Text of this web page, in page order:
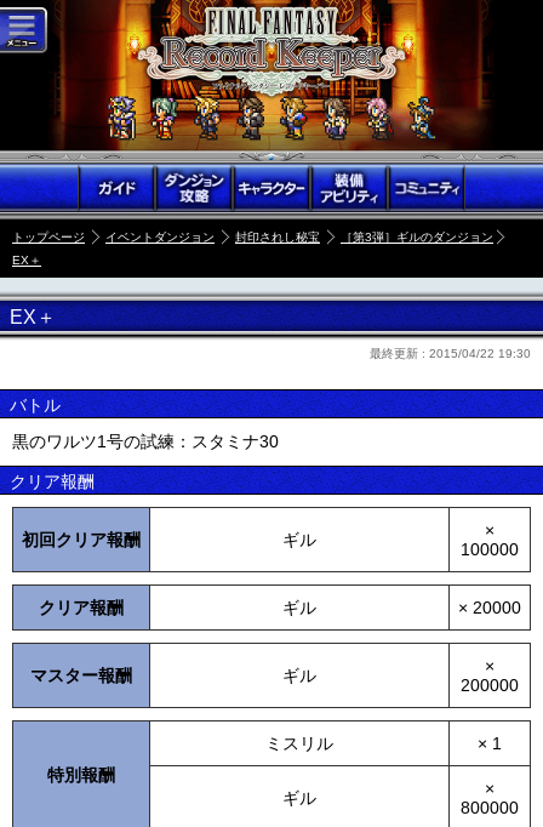
トップページ イベントダンジョン 封印されし秘宝
［第3弾］ギルのダンジョン
EX＋
EX＋
最終更新 : 2015/04/22 19:30
バトル
黒のワルツ1号の試練：スタミナ30
クリア報酬
初回クリア報酬 ギル
×
100000
クリア報酬 ギル × 20000
マスター報酬 ギル
×
200000
特別報酬
ミスリル × 1
ギル
×
800000